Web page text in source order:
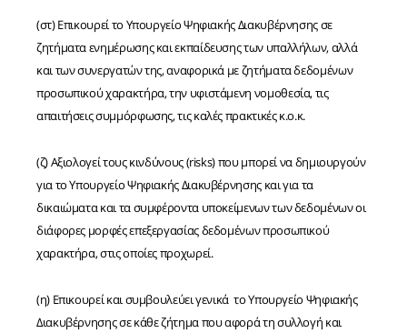
(στ) Επικουρεί το Υπουργείο Ψηφιακής Διακυβέρνησης σε
ζητήματα ενημέρωσης και εκπαίδευσης των υπαλλήλων, αλλά
και των συνεργατών της, αναφορικά με ζητήματα δεδομένων
προσωπικού χαρακτήρα, την υφιστάμενη νομοθεσία, τις
απαιτήσεις συμμόρφωσης, τις καλές πρακτικές κ.ο.κ.
(ζ) Αξιολογεί τους κινδύνους (risks) που μπορεί να δημιουργούν
για το Υπουργείο Ψηφιακής Διακυβέρνησης και για τα
δικαιώματα και τα συμφέροντα υποκείμενων των δεδομένων οι
διάφορες μορφές επεξεργασίας δεδομένων προσωπικού
χαρακτήρα, στις οποίες προχωρεί.
(η) Επικουρεί και συμβουλεύει γενικά το Υπουργείο Ψηφιακής
Διακυβέρνησης σε κάθε ζήτημα που αφορά τη συλλογή και